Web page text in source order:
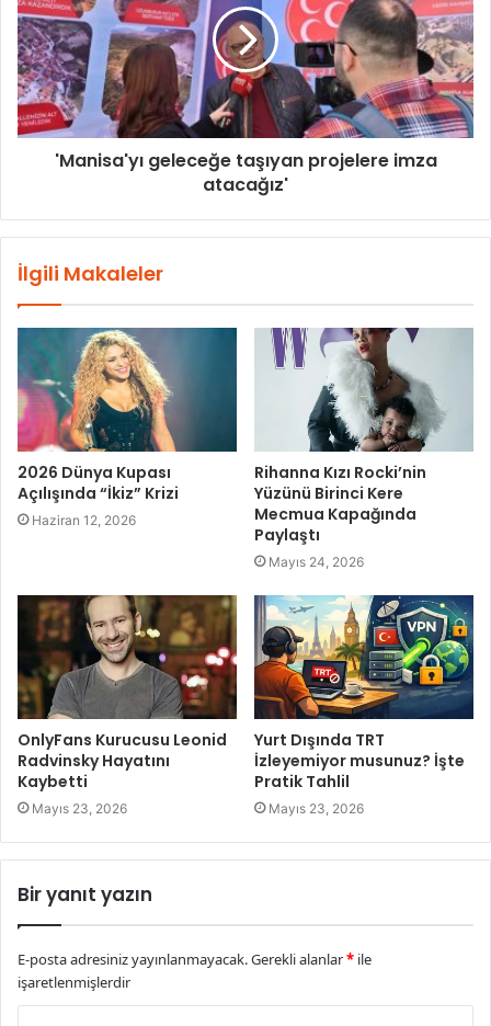
'Manisa'yı geleceğe taşıyan projelere imza
atacağız'
İlgili Makaleler
2026 Dünya Kupası
Açılışında “İkiz” Krizi
Haziran 12, 2026
Rihanna Kızı Rocki’nin
Yüzünü Birinci Kere
Mecmua Kapağında
Paylaştı
Mayıs 24, 2026
OnlyFans Kurucusu Leonid
Radvinsky Hayatını
Kaybetti
Mayıs 23, 2026
Yurt Dışında TRT
İzleyemiyor musunuz? İşte
Pratik Tahlil
Mayıs 23, 2026
Bir yanıt yazın
E-posta adresiniz yayınlanmayacak.Gerekli alanlar* ile
işaretlenmişlerdir